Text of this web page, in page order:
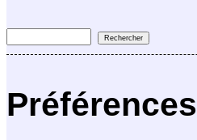
Préférences